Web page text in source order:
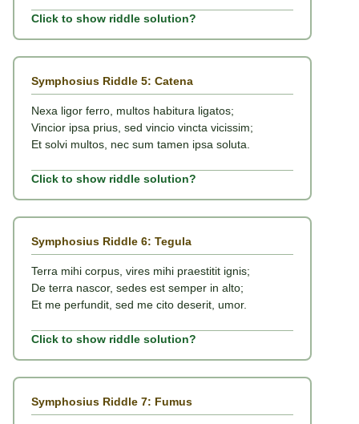
Click to show riddle solution?
Symphosius Riddle 5: Catena
Nexa ligor ferro, multos habitura ligatos;
Vincior ipsa prius, sed vincio vincta vicissim;
Et solvi multos, nec sum tamen ipsa soluta.
Click to show riddle solution?
Symphosius Riddle 6: Tegula
Terra mihi corpus, vires mihi praestitit ignis;
De terra nascor, sedes est semper in alto;
Et me perfundit, sed me cito deserit, umor.
Click to show riddle solution?
Symphosius Riddle 7: Fumus